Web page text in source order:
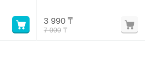
7 000 ₸
3 990 ₸